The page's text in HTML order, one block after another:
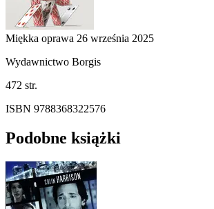
Miękka oprawa 26 września 2025
Wydawnictwo Borgis
472 str.
ISBN 9788368322576
Podobne książki